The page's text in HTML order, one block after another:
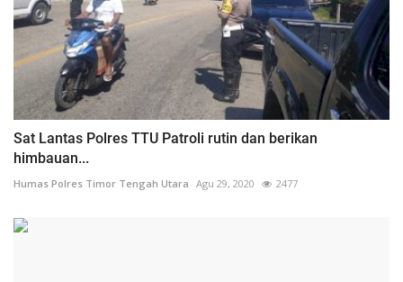
Sat Lantas Polres TTU Patroli rutin dan berikan
himbauan...
Humas Polres Timor Tengah Utara Agu 29, 2020 2477